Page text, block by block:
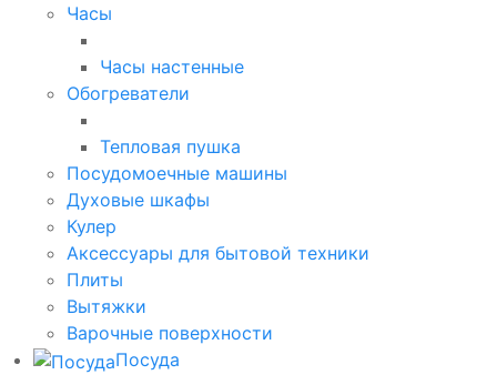
Часы
Часы настенные
Обогреватели
Тепловая пушка
Посудомоечные машины
Духовые шкафы
Кулер
Аксессуары для бытовой техники
Плиты
Вытяжки
Варочные поверхности
Посуда